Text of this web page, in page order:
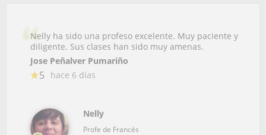
Nelly ha sido una profeso excelente. Muy paciente y
diligente. Sus clases han sido muy amenas.
Jose Peñalver Pumariño
5 hace 6 días
Nelly
Profe de Francés